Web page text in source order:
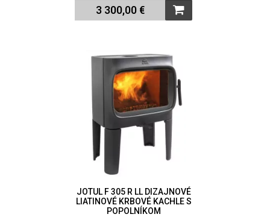
3 300,00 €
JOTUL F 305 R LL DIZAJNOVÉ
LIATINOVÉ KRBOVÉ KACHLE S
POPOLNÍKOM